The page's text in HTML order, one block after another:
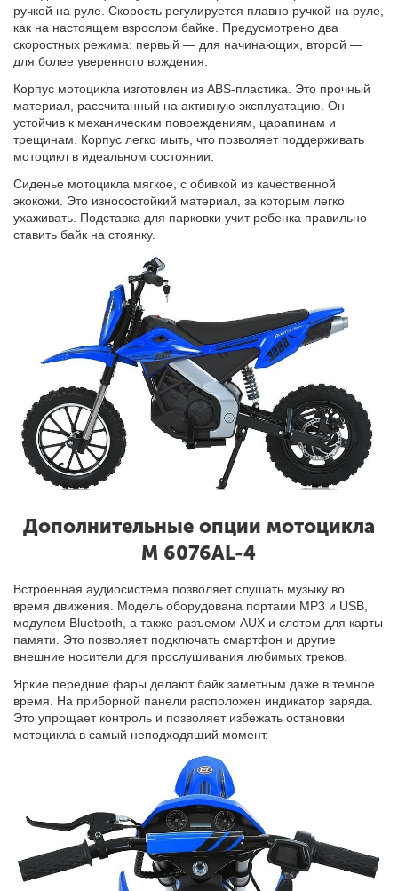
ручкой на руле. Скорость регулируется плавно ручкой на руле,
как на настоящем взрослом байке. Предусмотрено два
скоростных режима: первый — для начинающих, второй —
для более уверенного вождения.
Корпус мотоцикла изготовлен из ABS-пластика. Это прочный
материал, рассчитанный на активную эксплуатацию .Он
устойчив к механическим повреждениям, царапинам и
трещинам. Корпус легко мыть, что позволяет поддерживать
мотоцикл в идеальном состоянии.
Сиденье мотоцикла мягкое, с обивкой из качественной
экокожи. Это износостойкий материал, за которым легко
ухаживать. Подставка для парковки учит ребенка правильно
ставить байк на стоянку.
Дополнительные опции мотоцикла
M 6076AL-4
Встроенная аудиосистема позволяет слушать музыку во
время движения. Модель оборудована портами MP3 и USB,
модулем Bluetooth, а также разъемом AUX и слотом для карты
памяти. Это позволяет подключать смартфон и другие
внешние носители для прослушивания любимых треков.
Яркие передние фары делают байк заметным даже в темное
время. На приборной панели расположен индикатор заряда.
Это упрощает контроль и позволяет избежать остановки
мотоцикла в самый неподходящий момент.